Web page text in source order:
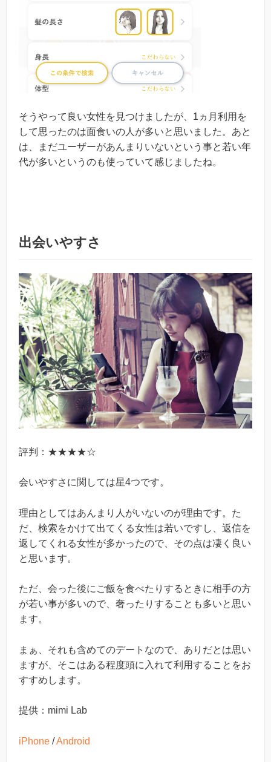
そうやって良い女性を見つけましたが、1ヵ月利用を
して思ったのは面食いの人が多いと思いました。あと
は、まだユーザーがあんまりいないという事と若い年
代が多いというのも使っていて感じましたね。
出会いやすさ
評判：★★★★☆
会いやすさに関しては星4つです。
理由としてはあんまり人がいないのが理由です。た
だ、検索をかけて出てくる女性は若いですし、返信を
返してくれる女性が多かったので、その点は凄く良い
と思います。
ただ、会った後にご飯を食べたりするときに相手の方
が若い事が多いので、奢ったりすることも多いと思い
ます。
まぁ、それも含めてのデートなので、ありだとは思い
ますが、そこはある程度頭に入れて利用することをお
すすめします。
提供：mimi Lab
iPhone /Android